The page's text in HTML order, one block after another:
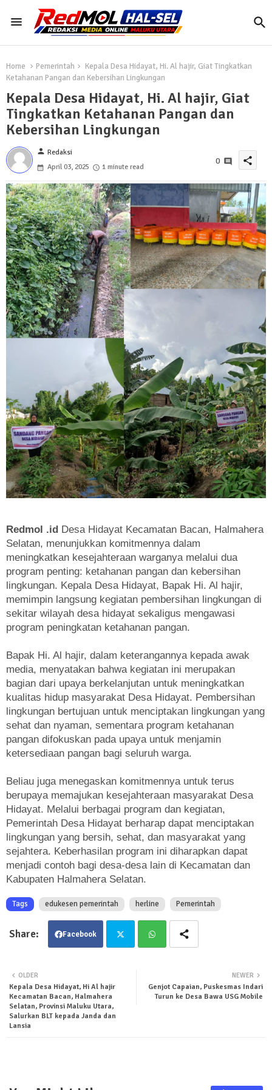
Home Pemerintah
Kepala Desa Hidayat, Hi. Al hajir, Giat Tingkatkan
Ketahanan Pangan dan Kebersihan Lingkungan
Kepala Desa Hidayat, Hi. Al hajir, Giat
Tingkatkan Ketahanan Pangan dan
Kebersihan Lingkungan
person Redaksi
April 03, 2025
1 minute read
0 share
Redmol .id Desa Hidayat Kecamatan Bacan, Halmahera
Selatan, menunjukkan komitmennya dalam
meningkatkan kesejahteraan warganya melalui dua
program penting: ketahanan pangan dan kebersihan
lingkungan. Kepala Desa Hidayat, Bapak Hi. Al hajir,
memimpin langsung kegiatan pembersihan lingkungan di
sekitar wilayah desa hidayat sekaligus mengawasi
program peningkatan ketahanan pangan.
Bapak Hi. Al hajir, dalam keterangannya kepada awak
media, menyatakan bahwa kegiatan ini merupakan
bagian dari upaya berkelanjutan untuk meningkatkan
kualitas hidup masyarakat Desa Hidayat. Pembersihan
lingkungan bertujuan untuk menciptakan lingkungan yang
sehat dan nyaman, sementara program ketahanan
pangan difokuskan pada upaya untuk menjamin
ketersediaan pangan bagi seluruh warga.
Beliau juga menegaskan komitmennya untuk terus
berupaya memajukan kesejahteraan masyarakat Desa
Hidayat. Melalui berbagai program dan kegiatan,
Pemerintah Desa Hidayat berharap dapat menciptakan
lingkungan yang bersih, sehat, dan masyarakat yang
sejahtera. Keberhasilan program ini diharapkan dapat
menjadi contoh bagi desa-desa lain di Kecamatan dan
Kabupaten Halmahera Selatan.
Tags edukesen pemerintah herline Pemerintah
Facebook
tsa
NEWER
Genjot Capaian, Puskesmas Indari
Turun ke Desa Bawa USG Mobile
OLDER
Kepala Desa Hidayat, Hi Al hajir
Kecamatan Bacan, Halmahera
Selatan, Provinsi Maluku Utara,
Salurkan BLT kepada Janda dan
Lansia